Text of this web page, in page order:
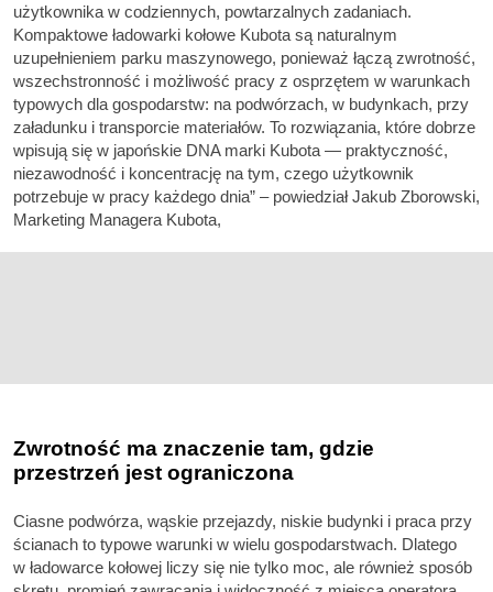
użytkownika w codziennych, powtarzalnych zadaniach.
Kompaktowe ładowarki kołowe Kubota są naturalnym
uzupełnieniem parku maszynowego, ponieważ łączą zwrotność,
wszechstronność i możliwość pracy z osprzętem w warunkach
typowych dla gospodarstw: na podwórzach, w budynkach, przy
załadunku i transporcie materiałów. To rozwiązania, które dobrze
wpisują się w japońskie DNA marki Kubota — praktyczność,
niezawodność i koncentrację na tym, czego użytkownik
potrzebuje w pracy każdego dnia” – powiedział Jakub Zborowski,
Marketing Managera Kubota,
Zwrotność ma znaczenie tam, gdzie
przestrzeń jest ograniczona
Ciasne podwórza, wąskie przejazdy, niskie budynki i praca przy
ścianach to typowe warunki w wielu gospodarstwach. Dlatego
w ładowarce kołowej liczy się nie tylko moc, ale również sposób